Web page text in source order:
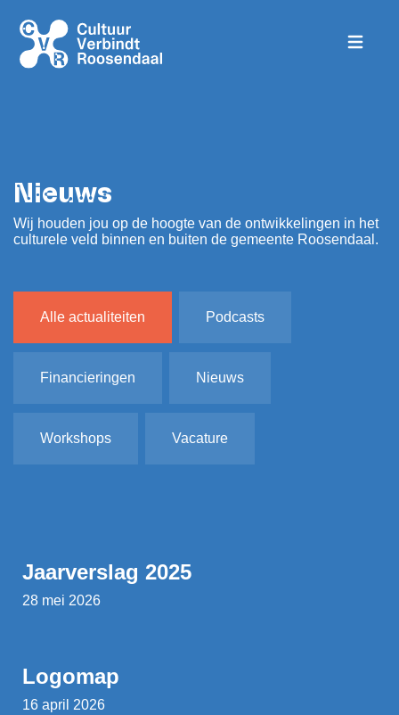
Nieuws
Wij houden jou op de hoogte van de ontwikkelingen in het
culturele veld binnen en buiten de gemeente Roosendaal.
Alle actualiteiten Podcasts
Financieringen Nieuws
Workshops Vacature
Jaarverslag 2025
28 mei 2026
Logomap
16 april 2026